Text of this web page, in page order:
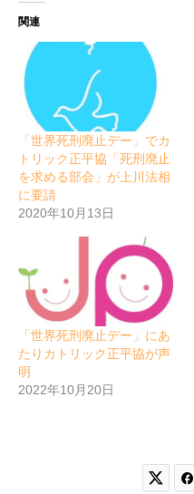
関連
「世界死刑廃止デー」でカ
トリック正平協「死刑廃止
を求める部会」が上川法相
に要請
2020年10月13日
「世界死刑廃止デー」にあ
たりカトリック正平協が声
明
2022年10月20日
 